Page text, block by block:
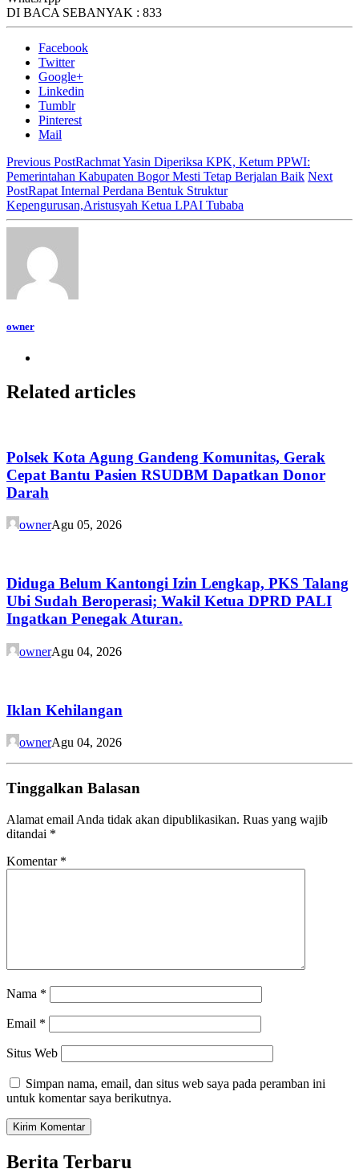
DI BACA SEBANYAK : 833
Facebook
Twitter
Google+
Linkedin
Tumblr
Pinterest
Mail
Previous PostRachmat Yasin Diperiksa KPK, Ketum PPWI:
Pemerintahan Kabupaten Bogor Mesti Tetap Berjalan Baik Next
PostRapat Internal Perdana Bentuk Struktur
Kepengurusan,Aristusyah Ketua LPAI Tubaba
owner
Related articles
Polsek Kota Agung Gandeng Komunitas, Gerak
Cepat Bantu Pasien RSUDBM Dapatkan Donor
Darah
ownerAgu 05, 2026
Diduga Belum Kantongi Izin Lengkap, PKS Talang
Ubi Sudah Beroperasi; Wakil Ketua DPRD PALI
Ingatkan Penegak Aturan.
ownerAgu 04, 2026
Iklan Kehilangan
ownerAgu 04, 2026
Tinggalkan Balasan
Alamat email Anda tidak akan dipublikasikan. Ruas yang wajib
ditandai *
Komentar *
Nama *
Email *
Situs Web
Simpan nama, email, dan situs web saya pada peramban ini
untuk komentar saya berikutnya.
Berita Terbaru